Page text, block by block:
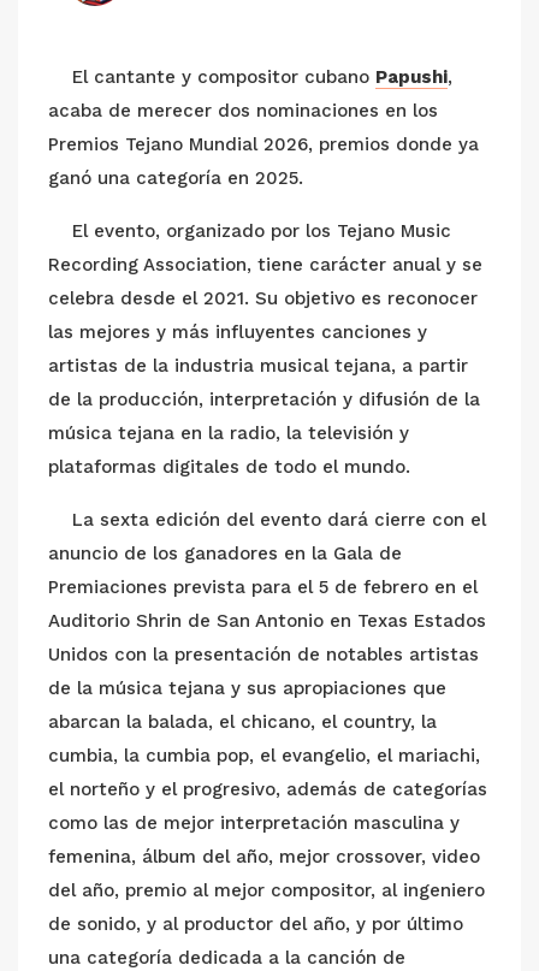
El cantante y compositor cubano Papushi,
acaba de merecer dos nominaciones en los
Premios Tejano Mundial 2026, premios donde ya
ganó una categoría en 2025.
El evento, organizado por los Tejano Music
Recording Association, tiene carácter anual y se
celebra desde el 2021. Su objetivo es reconocer
las mejores y más influyentes canciones y
artistas de la industria musical tejana, a partir
de la producción, interpretación y difusión de la
música tejana en la radio, la televisión y
plataformas digitales de todo el mundo.
La sexta edición del evento dará cierre con el
anuncio de los ganadores en la Gala de
Premiaciones prevista para el 5 de febrero en el
Auditorio Shrin de San Antonio en Texas Estados
Unidos con la presentación de notables artistas
de la música tejana y sus apropiaciones que
abarcan la balada, el chicano, el country, la
cumbia, la cumbia pop, el evangelio, el mariachi,
el norteño y el progresivo, además de categorías
como las de mejor interpretación masculina y
femenina, álbum del año, mejor crossover, video
del año, premio al mejor compositor, al ingeniero
de sonido, y al productor del año, y por último
una categoría dedicada a la canción de